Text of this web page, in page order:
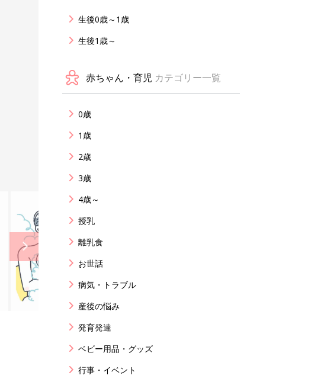
生後0歳～1歳
生後1歳～
赤ちゃん・育児 カテゴリー一覧
0歳
1歳
2歳
3歳
4歳～
授乳
離乳食
お世話
病気・トラブル
産後の悩み
発育発達
ベビー用品・グッズ
行事・イベント